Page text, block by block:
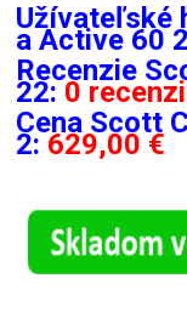
Užívateľské
a Active 60
Recenzie
22: 0
Cena Scott
2: 629,00 €